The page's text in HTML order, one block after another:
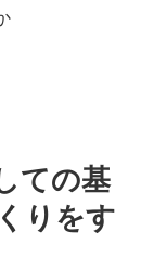
ての基
りをす